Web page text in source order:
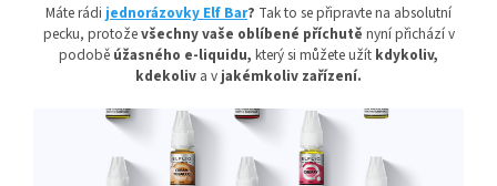
Máte rádi jednorázovky Elf Bar? Tak to se připravte na absolutní
pecku, protoževšechny vaše oblíbené příchutě nyní přichází v
podobě úžasného e-liquidu, který si můžete užít kdykoliv,
kdekoliv a v jakémkoliv zařízení.